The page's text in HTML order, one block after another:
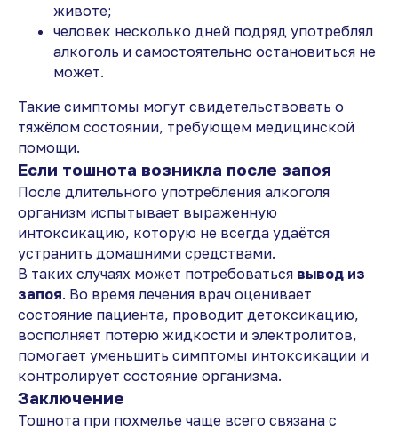
животе;
человек несколько дней подряд употреблял
алкоголь и самостоятельно остановиться не
может.
Такие симптомы могут свидетельствовать о
тяжёлом состоянии, требующем медицинской
помощи.
Если тошнота возникла после запоя
После длительного употребления алкоголя
организм испытывает выраженную
интоксикацию, которую не всегда удаётся
устранить домашними средствами.
В таких случаях может потребоваться вывод из
запоя. Во время лечения врач оценивает
состояние пациента, проводит детоксикацию,
восполняет потерю жидкости и электролитов,
помогает уменьшить симптомы интоксикации и
контролирует состояние организма.
Заключение
Тошнота при похмелье чаще всего связана с